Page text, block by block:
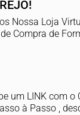
Nossa Loja
Compra de
um LINK com o
à Passo ,